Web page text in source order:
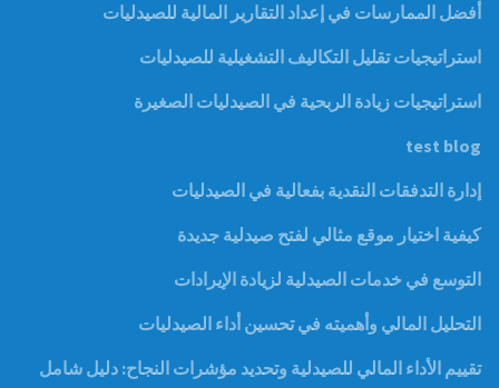
أفضل الممارسات في إعداد التقارير المالية للصيدليات
استراتيجيات تقليل التكاليف التشغيلية للصيدليات
استراتيجيات زيادة الربحية في الصيدليات الصغيرة
test blog
إدارة التدفقات النقدية بفعالية في الصيدليات
كيفية اختيار موقع مثالي لفتح صيدلية جديدة
التوسع في خدمات الصيدلية لزيادة الإيرادات
التحليل المالي وأهميته في تحسين أداء الصيدليات
تقييم الأداء المالي للصيدلية وتحديد مؤشرات النجاح: دليل شامل